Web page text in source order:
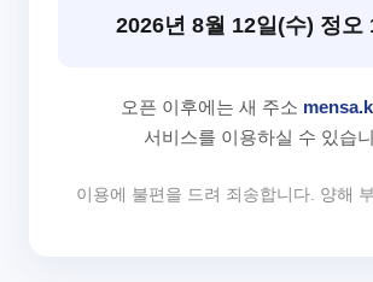
2026년 8월 12일(수) 정오
오픈 이후에는 새 주소
서비스를 이용하실 수 있습
이용에 불편을 드려 죄송합니다. 양해